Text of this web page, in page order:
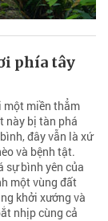
phía tây
một miền thẳm
này bị tàn phá
đây vẫn là xứ
và bệnh tật.
sự bình yên của
một vùng đất
khởi xướng và
nhịp cùng cả